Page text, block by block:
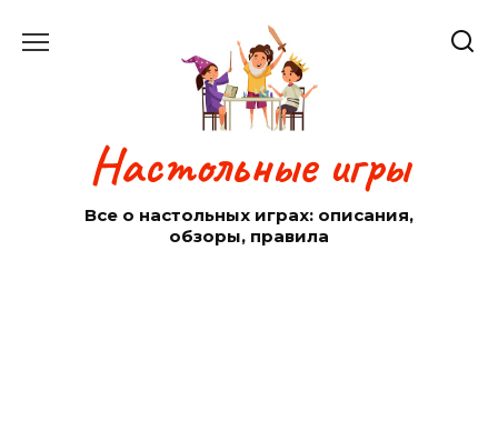
Настольные игры
Все о настольных играх: описания,
обзоры, правила